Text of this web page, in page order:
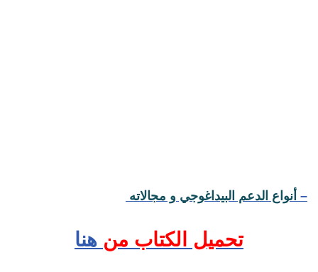
– أنواع الدعم البيداغوجي و مجالاته
تحميل الكتاب من هنا